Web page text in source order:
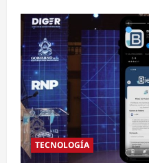
TECNOLOGÍA